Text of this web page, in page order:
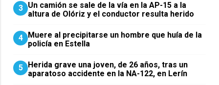
3 Un camión se sale de la vía en la AP-15 a la
altura de Olóriz y el conductor resulta herido
4
Muere al precipitarse un hombre que huía de la
policía en Estella
5
Herida grave una joven, de 26 años, tras un
aparatoso accidente en la NA-122, en Lerín